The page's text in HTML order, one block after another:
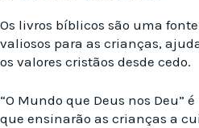
Os livros bíblicos são uma
valiosos para as crianças,
os valores cristãos desde cedo.
“O Mundo que Deus nos Deu”
que ensinarão as crianças a